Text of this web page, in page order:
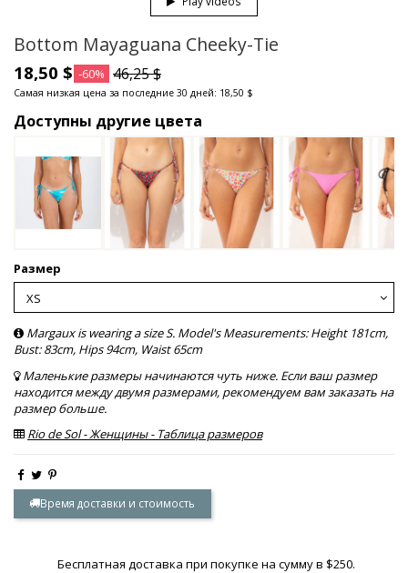
Bottom Mayaguana Cheeky-Tie
18,50 $ -60% 46,25 $
Самая низкая цена за последние 30 дней: 18,50 $
Доступны другие цвета
Размер
Margaux is wearing a size S. Model's Measurements: Height 181cm,
Bust: 83cm, Hips 94cm, Waist 65cm
Маленькие размеры начинаются чуть ниже. Если ваш размер
находится между двумя размерами, рекомендуем вам заказать на
размер больше.
Rio de Sol - Женщины - Таблица размеров
Время доставки и стоимость
Бесплатная доставка при покупке на сумму в $250.